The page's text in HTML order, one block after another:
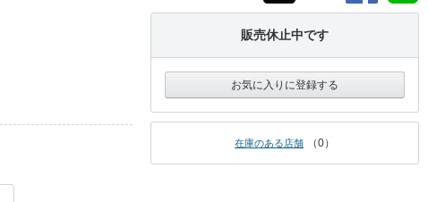
販売休止中です
お気に入りに登録する
在庫のある店舗 0